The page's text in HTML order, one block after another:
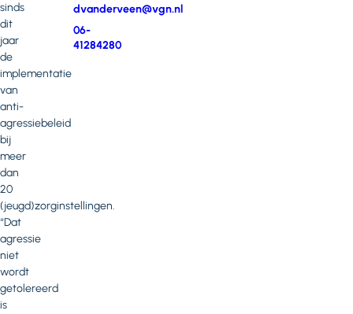
sinds
dit
jaar
de
implementatie
van
anti-
agressiebeleid
bij
meer
dan
20
(jeugd)zorginstellingen.
“Dat
agressie
niet
wordt
getolereerd
is
dvanderveen@vgn.nl
Telefoonnummer
06-
41284280